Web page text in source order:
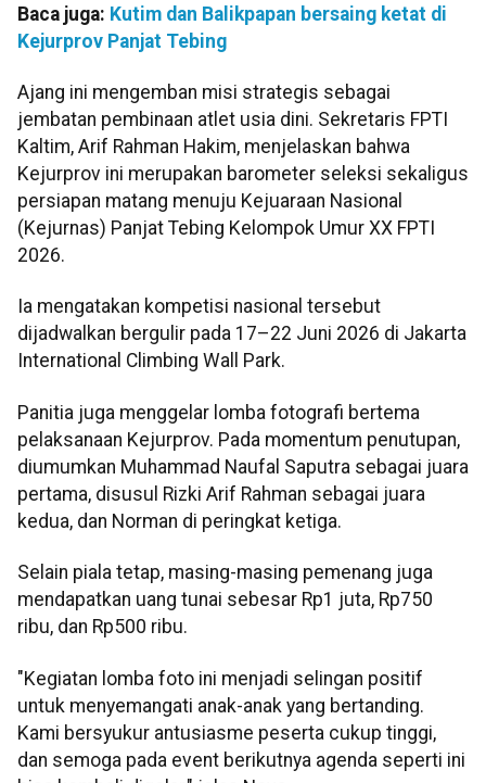
Baca juga: Kutim dan Balikpapan bersaing ketat di
Kejurprov Panjat Tebing
Ajang ini mengemban misi strategis sebagai
jembatan pembinaan atlet usia dini. Sekretaris FPTI
Kaltim, Arif Rahman Hakim, menjelaskan bahwa
Kejurprov ini merupakan barometer seleksi sekaligus
persiapan matang menuju Kejuaraan Nasional
(Kejurnas) Panjat Tebing Kelompok Umur XX FPTI
2026.
Ia mengatakan kompetisi nasional tersebut
dijadwalkan bergulir pada 17–22 Juni 2026 di Jakarta
International Climbing Wall Park.
Panitia juga menggelar lomba fotografi bertema
pelaksanaan Kejurprov. Pada momentum penutupan,
diumumkan Muhammad Naufal Saputra sebagai juara
pertama, disusul Rizki Arif Rahman sebagai juara
kedua, dan Norman di peringkat ketiga.
Selain piala tetap, masing-masing pemenang juga
mendapatkan uang tunai sebesar Rp1 juta, Rp750
ribu, dan Rp500 ribu.
"Kegiatan lomba foto ini menjadi selingan positif
untuk menyemangati anak-anak yang bertanding.
Kami bersyukur antusiasme peserta cukup tinggi,
dan semoga pada event berikutnya agenda seperti ini